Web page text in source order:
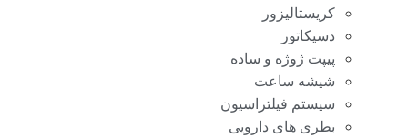
کریستالیزور
دسیکاتور
پیپت ژوژه و ساده
شیشه ساعت
سیستم فیلتراسیون
بطری های دارویی